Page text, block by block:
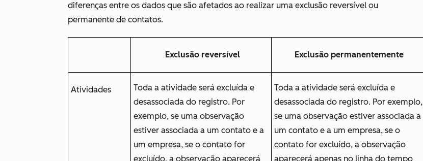
diferenças entre os dados que são afetados ao realizar uma exclusão reversível ou
permanente de contatos.
Exclusão reversível Exclusão permanentemente
Atividades
Toda a atividade será excluída e
desassociada do registro. Por
exemplo, se uma observação
estiver associada a um contato e a
um empresa, se o contato for
excluído, a observação aparecerá
Toda a atividade será excluída e
desassociada do registro. Por exemplo,
se uma observação estiver associada a
um contato e a um empresa, se o
contato for excluído, a observação
aparecerá apenas no linha do tempo